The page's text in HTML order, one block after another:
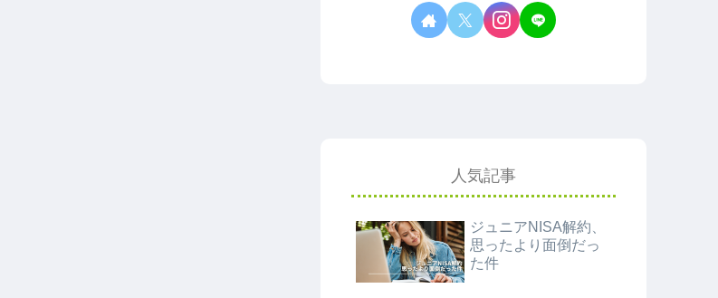
人気記事
ジュニアNISA解約、
思ったより面倒だっ
た件